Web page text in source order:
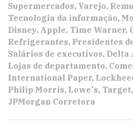
Supermercados Varejo
Tecnologia da informação
Disney Apple Time Warner
Refrigerantes Presidentes
Salários de executivos Delta
Lojas de departamento
International Paper
Philip Morris Lowe's Target
JPMorgan Corretora